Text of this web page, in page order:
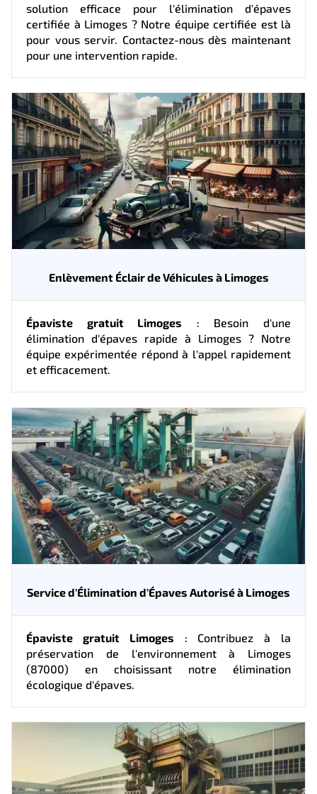
solution efficace pour l'élimination d'épaves
certifiée à Limoges ? Notre équipe certifiée est là
pour vous servir. Contactez-nous dès maintenant
pour une intervention rapide.
Enlèvement Éclair de Véhicules à Limoges
Épaviste gratuit Limoges : Besoin d'une
élimination d'épaves rapide à Limoges ? Notre
équipe expérimentée répond à l'appel rapidement
et efficacement.
Service d'Élimination d'Épaves Autorisé à Limoges
Épaviste gratuit Limoges : Contribuez à la
préservation de l'environnement à Limoges
(87000) en choisissant notre élimination
écologique d'épaves.